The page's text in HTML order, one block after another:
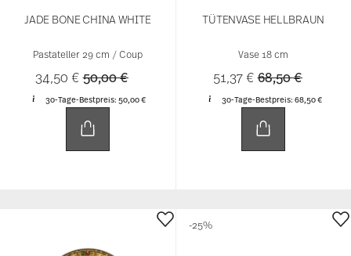
JADE BONE CHINA WHITE
Pastateller 29 cm / Coup
34,50 €Price reduced from
50,00 €to
30-Tage-Bestpreis:50,00 €
TÜTENVASE HELLBRAUN
Vase 18 cm
51,37 €Price reduced
68,50 €to
30-Tage-Bestpreis: 68,50 €
-25%